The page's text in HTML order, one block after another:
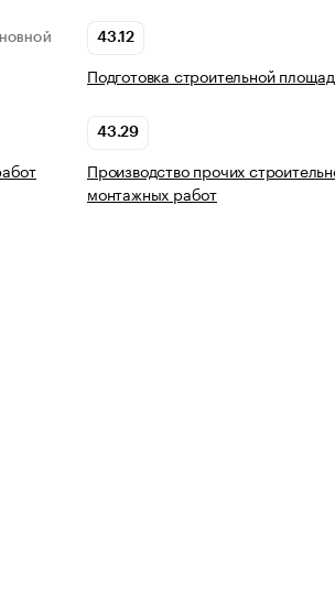
43.12
Подготовка строительной
43.29
Производство прочих
монтажных работ